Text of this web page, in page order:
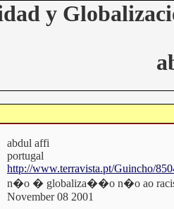
y
abdul affi
portugal
http://www.terravista.pt/Guincho/
n�o � globaliza��o n�o ao
November 08 2001